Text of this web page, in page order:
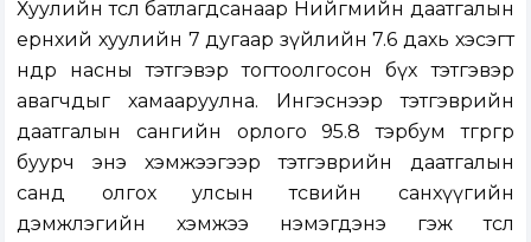
Хуулийн төсөл батлагдсанаар Нийгмийн даатгалын
ерөнхий хуулийн 7 дугаар зүйлийн 7.6 дахь хэсэгт
өндөр насны тэтгэвэр тогтоолгосон бүх тэтгэвэр
авагчдыг хамааруулна. Ингэснээр тэтгэврийн
даатгалын сангийн орлого 95.8 тэрбум төгрөгөөр
буурч энэ хэмжээгээр тэтгэврийн даатгалын
санд олгох улсын төсвийн санхүүгийн
дэмжлэгийн хэмжээ нэмэгдэнэ гэж төсөл